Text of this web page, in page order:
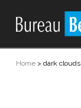
Home> dark clouds